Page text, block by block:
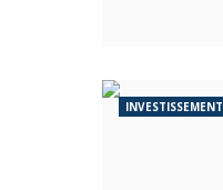
INVESTISSEMENT